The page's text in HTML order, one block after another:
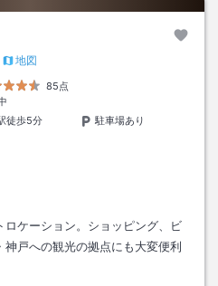
地図
85点
徒歩5分
駐車場あり
ロケーション。ショッピング、ビ
戸への観光の拠点にも大変便利